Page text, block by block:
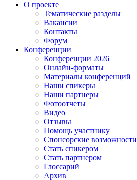
О проекте
Тематические разделы
Вакансии
Контакты
Форум
Конференции
Конференции 2026
Онлайн-форматы
Материалы конференций
Наши спикеры
Наши партнеры
Фотоотчеты
Видео
Отзывы
Помощь участнику
Спонсорские возможности
Стать спикером
Стать партнером
Глоссарий
Архив